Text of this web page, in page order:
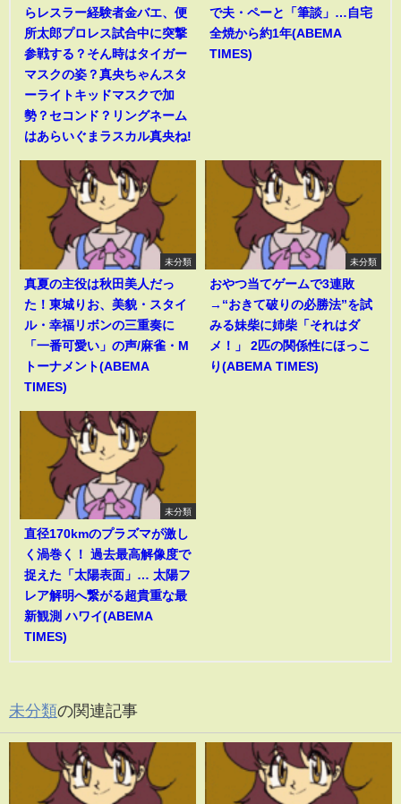
らレスラー経験者金バエ、便
所太郎プロレス試合中に突撃
参戦する？そん時はタイガー
マスクの姿？真央ちゃんスタ
ーライトキッドマスクで加
勢？セコンド？リングネーム
はあらいぐまラスカル真央ね!
で夫・ペーと「筆談」…自宅
全焼から約1年(ABEMA
TIMES)
未分類
真夏の主役は秋田美人だっ
た！東城りお、美貌・スタイ
ル・幸福リボンの三重奏に
「一番可愛い」の声/麻雀・M
トーナメント(ABEMA
TIMES)
未分類
おやつ当てゲームで3連敗
→“おきて破りの必勝法”を試
みる妹柴に姉柴「それはダ
メ！」 2匹の関係性にほっこ
り(ABEMA TIMES)
未分類
直径170kmのプラズマが激し
く渦巻く！ 過去最高解像度で
捉えた「太陽表面」… 太陽フ
レア解明へ繋がる超貴重な最
新観測 ハワイ(ABEMA
TIMES)
未分類の関連記事